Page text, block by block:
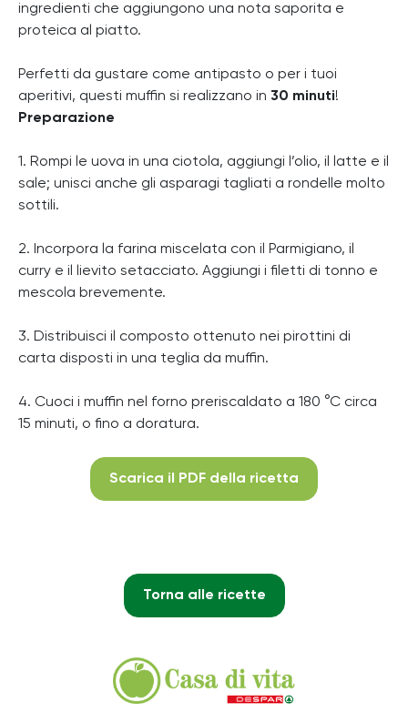
ingredienti che aggiungono una nota saporita e
proteica al piatto.
Perfetti da gustare come antipasto o per i tuoi
aperitivi, questi muffin si realizzano in 30 minuti!
Preparazione
1. Rompi le uova in una ciotola, aggiungi l’olio, il latte e il
sale; unisci anche gli asparagi tagliati a rondelle molto
sottili.
2. Incorpora la farina miscelata con il Parmigiano, il
curry e il lievito setacciato. Aggiungi i filetti di tonno e
mescola brevemente.
3. Distribuisci il composto ottenuto nei pirottini di
carta disposti in una teglia da muffin.
4. Cuoci i muffin nel forno preriscaldato a 180 °C circa
15 minuti, o fino a doratura.
Scarica il PDF della ricetta
Torna alle ricette